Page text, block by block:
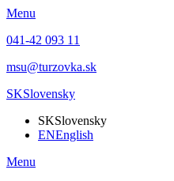
Menu
041-42 093 11
msu@turzovka.sk
SKSlovensky
SKSlovensky
ENEnglish
Menu